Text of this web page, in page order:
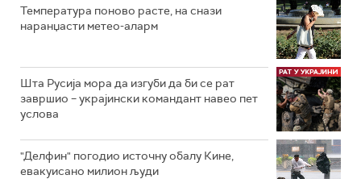
Температура поново расте, на снази
наранџасти метео-аларм
Шта Русија мора да изгуби да би се рат
завршио – украјински командант навео пет
услова
"Делфин" погодио источну обалу Кине,
евакуисано милион људи